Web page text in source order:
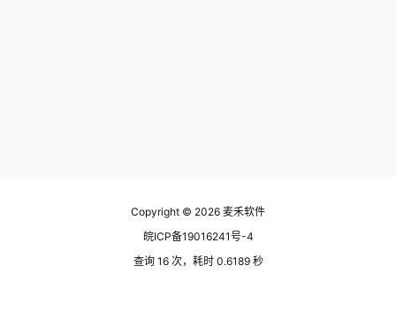
Copyright © 2026 麦禾软件
皖ICP备19016241号-4
查询 16 次，耗时 0.6189 秒